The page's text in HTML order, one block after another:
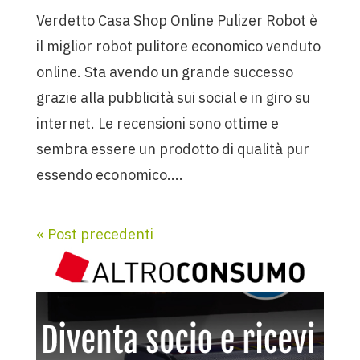
Verdetto Casa Shop Online Pulizer Robot è
il miglior robot pulitore economico venduto
online. Sta avendo un grande successo
grazie alla pubblicità sui social e in giro su
internet. Le recensioni sono ottime e
sembra essere un prodotto di qualità pur
essendo economico....
« Post precedenti